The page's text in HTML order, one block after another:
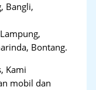
Bangli,
Bontang.
Kami
mobil dan